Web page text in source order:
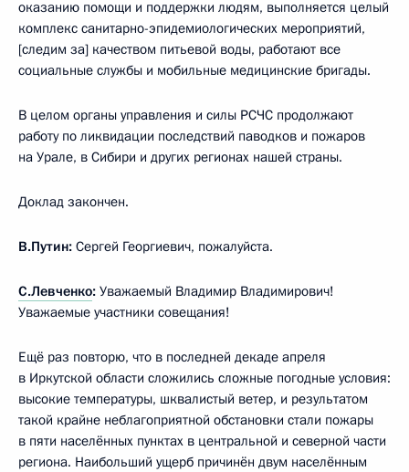
оказанию помощи и поддержки людям, выполняется целый
комплекс санитарно-эпидемиологических мероприятий,
[следим за] качеством питьевой воды, работают все
социальные службы и мобильные медицинские бригады.
В целом органы управления и силы РСЧС продолжают
работу по ликвидации последствий паводков и пожаров
на Урале, в Сибири и других регионах нашей страны.
Доклад закончен.
В.Путин: Сергей Георгиевич, пожалуйста.
С.Левченко: Уважаемый Владимир Владимирович!
Уважаемые участники совещания!
Ещё раз повторю, что в последней декаде апреля
в Иркутской области сложились сложные погодные условия:
высокие температуры, шквалистый ветер, и результатом
такой крайне неблагоприятной обстановки стали пожары
в пяти населённых пунктах в центральной и северной части
региона. Наибольший ущерб причинён двум населённым